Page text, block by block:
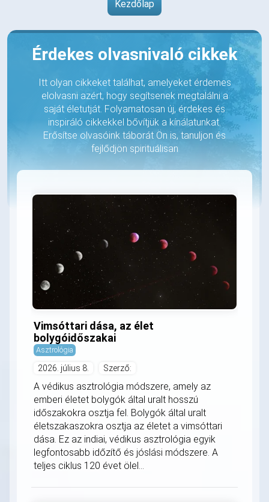
Kezdőlap
Érdekes olvasnivaló cikkek
Itt olyan cikkeket találhat, amelyeket érdemes
elolvasni azért, hogy segítsenek megtalálni a
saját életutját. Folyamatosan új, érdekes és
inspiráló cikkekkel bővítjük a kínálatunkat.
Erősítse olvasóink táborát Ön is, tanuljon és
fejlődjön spirituálisan
Vimsóttari dása, az élet
bolygóidőszakai
Asztrológia
2026. július 8. Szerző:
A védikus asztrológia módszere, amely az
emberi életet bolygók által uralt hosszú
időszakokra osztja fel. Bolygók által uralt
életszakaszokra osztja az életet a vimsóttari
dása. Ez az indiai, védikus asztrológia egyik
legfontosabb időzítő és jóslási módszere. A
teljes ciklus 120 évet ölel...